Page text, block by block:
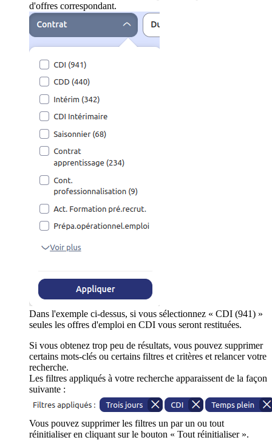
d'offres correspondant.
Dans l'exemple ci-dessus, si vous sélectionnez « CDI (941) »
seules les offres d'emploi en CDI vous seront restituées.
Si vous obtenez trop peu de résultats, vous pouvez supprimer
certains mots-clés ou certains filtres et critères et relancer votre
recherche.
Les filtres appliqués à votre recherche apparaissent de la façon
suivante :
Vous pouvez supprimer les filtres un par un ou tout
réinitialiser en cliquant sur le bouton « Tout réinitialiser ».